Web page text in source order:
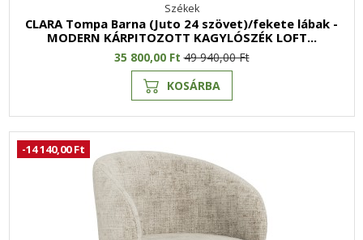
Székek
CLARA Tompa Barna (Juto 24 szövet)/fekete lábak -
MODERN KÁRPITOZOTT KAGYLÓSZÉK LOFT...
35 800,00 Ft49 940,00 Ft
KOSÁRBA
-14 140,00 Ft